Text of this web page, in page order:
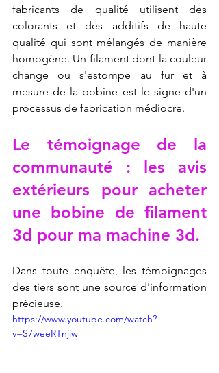
fabricants de qualité utilisent des
colorants et des additifs de haute
qualité qui sont mélangés de manière
homogène. Un filament dont la couleur
change ou s'estompe au fur et à
mesure de la bobine est le signe d'un
processus de fabrication médiocre.
Le témoignage de la
communauté : les avis
extérieurs pour acheter
une bobine de filament
3d pour ma machine 3d.
Dans toute enquête, les témoignages
des tiers sont une source d'information
précieuse.
https://www.youtube.com/watch?
v=S7weeRTnjiw